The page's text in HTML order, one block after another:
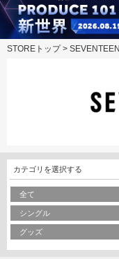
STOREトップ> SEVENTEEN
カテゴリを選択する
全て
シングル
グッズ